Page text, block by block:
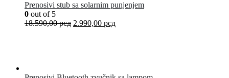
Prenosivi stub sa solarnim punjenjem
0 out of 5
18.590,00рсд 2.990,00 рсд